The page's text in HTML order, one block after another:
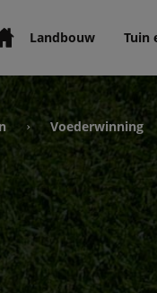
Landbouw Tuin
› Voederwinning